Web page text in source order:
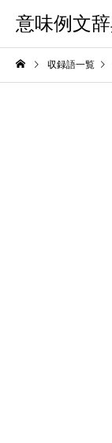
意味例文
収録語一覧